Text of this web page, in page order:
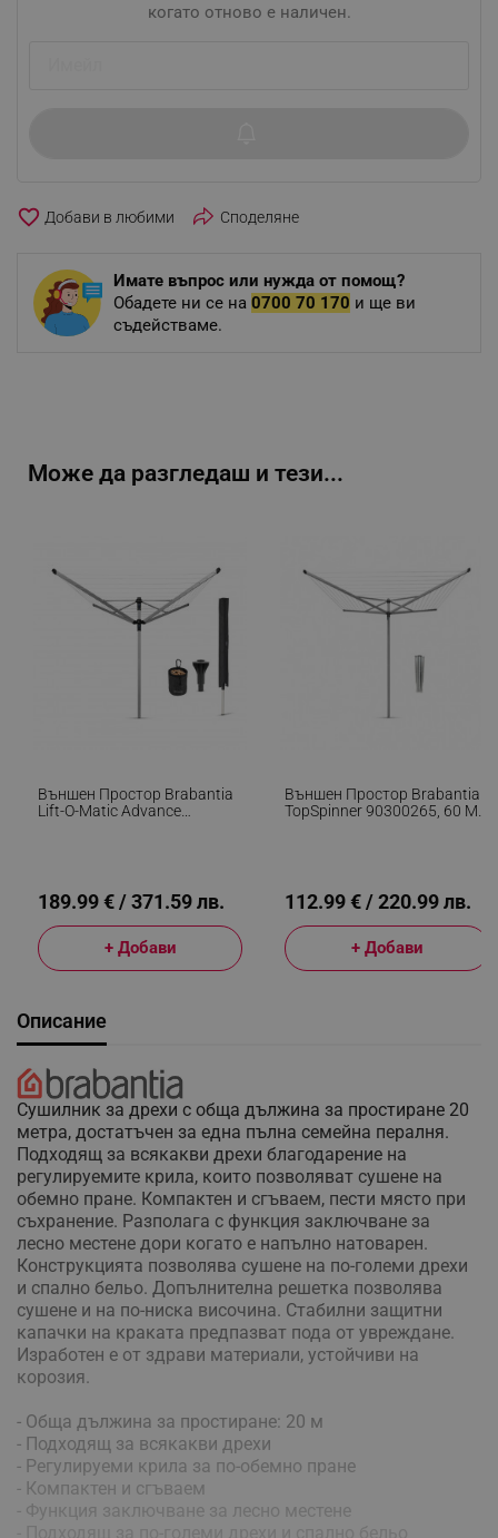
когато отново е наличен.
favorite_border Споделяне
Имате въпрос или нужда от помощ?
Обадете ни се на 0700 70 170 и ще ви
съдействаме.
Може да разгледаш и тези...
Външен Простор Brabantia
Lift-O-Matic Advance
Резистентен На Корозия,
Инокс
189.99 € / 371.59 лв.
+ Добави
Външен Простор Brabantia
TopSpinner 90300265, 60 М,
112.99 € / 220.99 лв.
+ Добави
Описание
Сушилник за дрехи с обща дължина за простиране 20
метра, достатъчен за една пълна семейна пералня.
Подходящ за всякакви дрехи благодарение на
регулируемите крила, които позволяват сушене на
обемно пране. Компактен и сгъваем, пести място при
съхранение. Разполага с функция заключване за
лесно местене дори когато е напълно натоварен.
Конструкцията позволява сушене на по-големи дрехи
и спално бельо. Допълнителна решетка позволява
сушене и на по-ниска височина. Стабилни защитни
капачки на краката предпазват пода от увреждане.
Изработен е от здрави материали, устойчиви на
корозия.
- Обща дължина за простиране: 20 м
- Подходящ за всякакви дрехи
- Регулируеми крила за по-обемно пране
- Компактен и сгъваем
- Функция заключване за лесно местене